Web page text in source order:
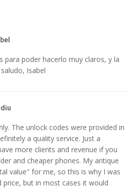
para poder hacerlo muy claros, y la
Isabel
The unlock codes were provided in
a quality service. Just a
more clients and revenue if you
and cheaper phones. My antique
value" for me, so this is why I was
but in most cases it would